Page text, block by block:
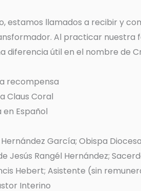
estamos llamados a recibir y
Al practicar nuestra
diferencia útil en el nombre de
recompensa
Claus Coral
en Español
García; Obispa
Jesús Rangél Hernández;
Hebert; Asistente (sin
Interino